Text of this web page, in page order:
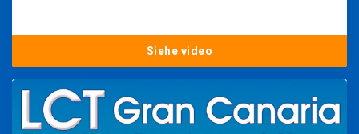
Siehe video